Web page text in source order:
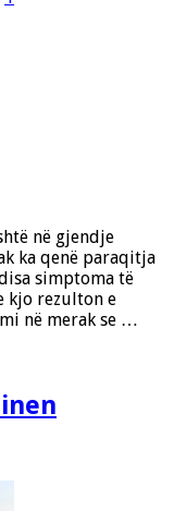
në gjendje
ka qenë paraqitja
simptoma të
kjo rezulton e
në merak se …